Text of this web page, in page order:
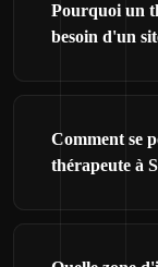
Pourquoi un
besoin d'un
Comment se
thérapeute à